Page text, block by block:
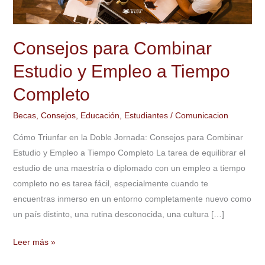
Consejos para Combinar
Estudio y Empleo a Tiempo
Completo
Becas, Consejos, Educación Estudiantes/ Comunicacion
Cómo Triunfar en la Doble Jornada: Consejos para Combinar
Estudio y Empleo a Tiempo Completo La tarea de equilibrar el
estudio de una maestría o diplomado con un empleo a tiempo
completo no es tarea fácil, especialmente cuando te
encuentras inmerso en un entorno completamente nuevo como
un país distinto, una rutina desconocida, una cultura […]
Empleo
a
Completo
Leer más »